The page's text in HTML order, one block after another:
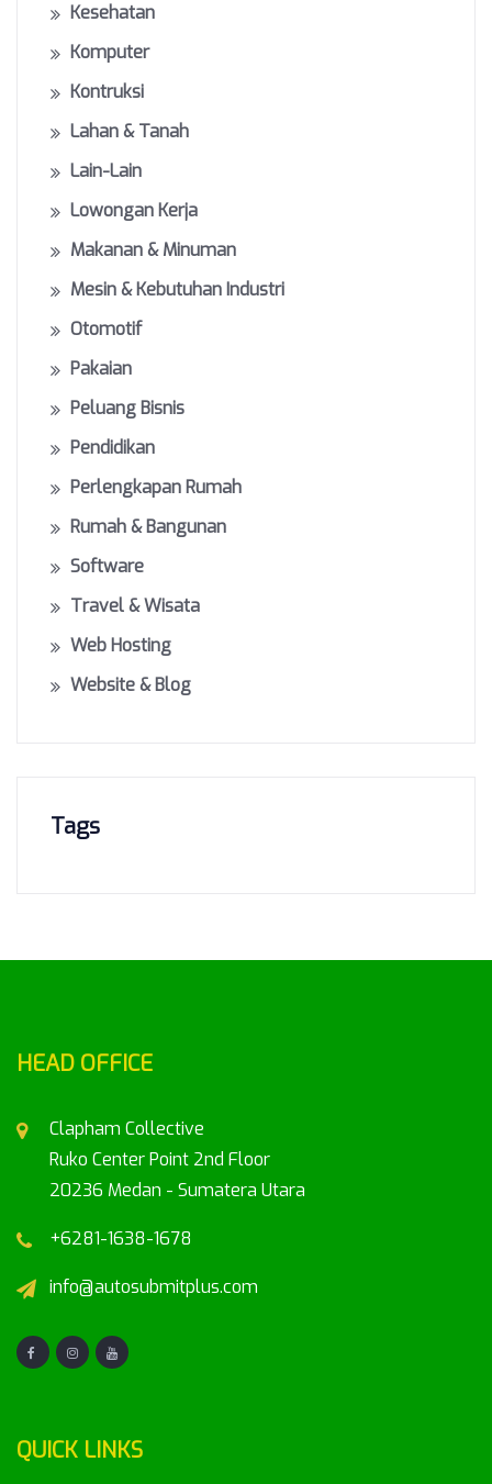
Kesehatan
Komputer
Kontruksi
Lahan & Tanah
Lain-Lain
Lowongan Kerja
Makanan & Minuman
Mesin & Kebutuhan Industri
Otomotif
Pakaian
Peluang Bisnis
Pendidikan
Perlengkapan Rumah
Rumah & Bangunan
Software
Travel & Wisata
Web Hosting
Website & Blog
Tags
HEAD OFFICE
Clapham Collective
Ruko Center Point 2nd Floor
20236 Medan - Sumatera Utara
+6281-1638-1678
info@autosubmitplus.com
QUICK LINKS